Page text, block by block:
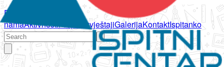
Početna
namaAktivnostiPropisi IzvještajiGalerijaKontaktIspitanko